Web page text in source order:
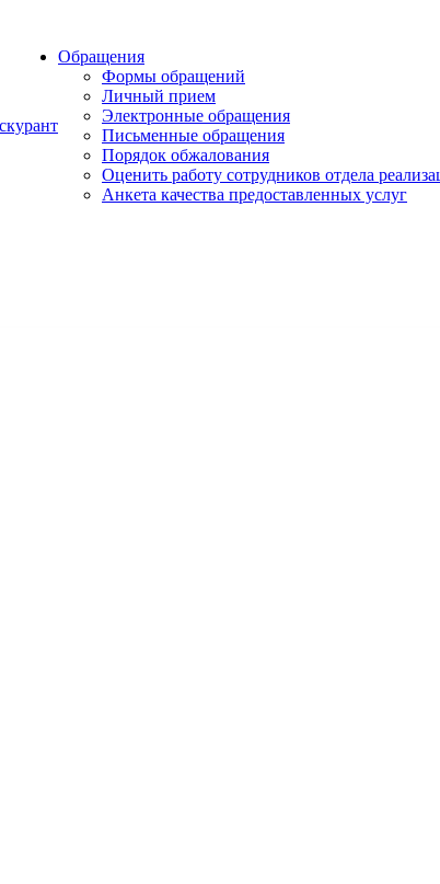
Обращения
Формы обращений
Личный прием
Электронные обращения
Письменные обращения
Порядок обжалования
Оценить работу сотрудников отдела
Анкета качества предоставленных услуг